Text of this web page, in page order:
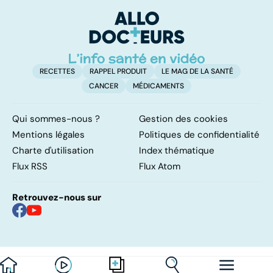
peau
RECETTES RAPPEL PRODUIT
LE MAG DE LA SANTÉ
CANCER
MÉDICAMENTS
Qui sommes-nous ?
Gestion des cookies
Mentions légales
Politiques de confidentialité
Charte d'utilisation
Index thématique
Flux RSS
Flux Atom
Retrouvez-nous sur